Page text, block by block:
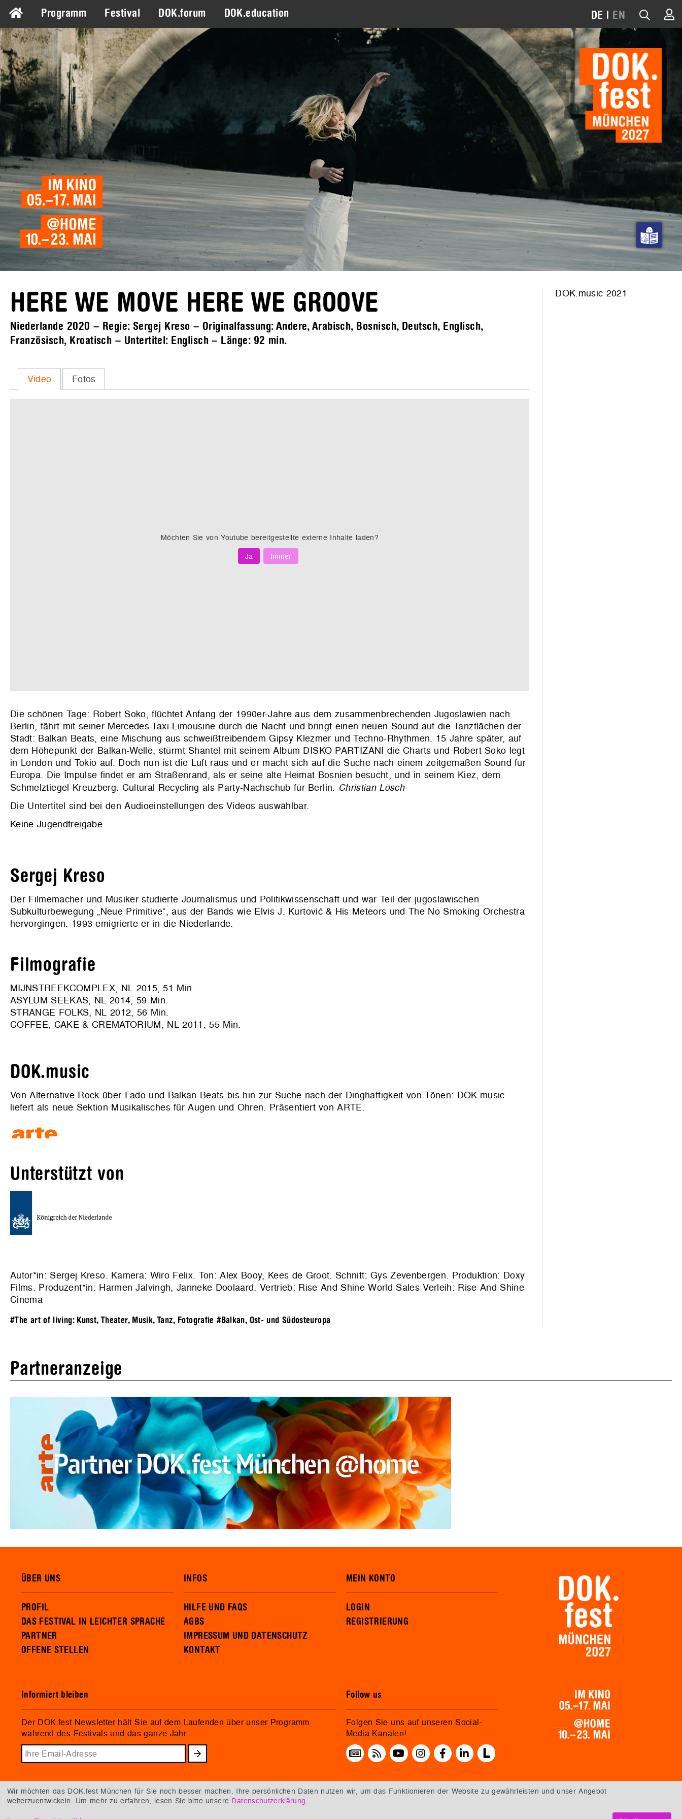
Programm Festival DOK.forum DOK.education DE | EN
HERE WE MOVE HERE WE GROOVE
Niederlande 2020 – Regie: Sergej Kreso – Originalfassung: Andere, Arabisch, Bosnisch, Deutsch, Englisch,
Französisch, Kroatisch – Untertitel: Englisch – Länge: 92 min.
Video Fotos
Möchten Sie vonYoutube bereitgestellte externe Inhalte laden?
Ja
Immer
Die schönen Tage: Robert Soko, flüchtet Anfang der 1990er-Jahre aus dem zusammenbrechenden Jugoslawien nach
Berlin, fährt mit seiner Mercedes-Taxi-Limousine durch die Nacht und bringt einen neuen Sound auf die Tanzflächen der
Stadt: Balkan Beats, eine Mischung aus schweißtreibendem Gipsy Klezmer und Techno-Rhythmen. 15 Jahre später, auf
dem Höhepunkt der Balkan-Welle, stürmt Shantel mit seinem Album DISKO PARTIZANI die Charts und Robert Soko legt
in London und Tokio auf. Doch nun ist die Luft raus und er macht sich auf die Suche nach einem zeitgemäßen Sound für
Europa. Die Impulse findet er am Straßenrand, als er seine alte Heimat Bosnien besucht, und in seinem Kiez, dem
Schmelztiegel Kreuzberg. Cultural Recycling als Party-Nachschub für Berlin. Christian Lösch
Die Untertitel sind bei den Audioeinstellungen des Videos auswählbar.
Keine Jugendfreigabe
Sergej Kreso
Der Filmemacher und Musiker studierte Journalismus und Politikwissenschaft und war Teil der jugoslawischen
Subkulturbewegung „Neue Primitive“, aus der Bands wie Elvis J. Kurtović & His Meteors und The No Smoking Orchestra
hervorgingen. 1993 emigrierte er in die Niederlande.
Filmografie
MIJNSTREEKCOMPLEX, NL 2015, 51 Min.
ASYLUM SEEKAS, NL 2014, 59 Min.
STRANGE FOLKS, NL 2012, 56 Min.
COFFEE, CAKE & CREMATORIUM, NL 2011, 55 Min.
DOK.music
Von Alternative Rock über Fado und Balkan Beats bis hin zur Suche nach der Dinghaftigkeit von Tönen: DOK.music
liefert als neue Sektion Musikalisches für Augen und Ohren. Präsentiert von ARTE.
Unterstützt von
Autor*in: Sergej Kreso. Kamera: Wiro Felix. Ton: Alex Booy, Kees de Groot. Schnitt: Gys Zevenbergen. Produktion: Doxy
Films. Produzent*in: Harmen Jalvingh, Janneke Doolaard. Vertrieb: Rise And Shine World Sales Verleih: Rise And Shine
Cinema
#The art of living: Kunst, Theater, Musik, Tanz, Fotografie #Balkan, Ost- und Südosteuropa
DOK.music 2021
Partneranzeige
ÜBER UNS
PROFIL
DAS FESTIVAL IN LEICHTER SPRACHE
PARTNER
OFFENE STELLEN
INFOS
HILFE UND FAQS
AGBS
IMPRESSUM UND DATENSCHUTZ
KONTAKT
MEIN KONTO
LOGIN
REGISTRIERUNG
Informiert bleiben
Der DOK.fest Newsletter hält Sie auf dem Laufenden über unser Programm
während des Festivals und das ganze Jahr.
Follow us
Folgen Sie uns auf unseren Social-
Media-Kanälen!
Wir möchten das DOK.fest München für Sie noch besser machen. Ihre persönlichen Daten nutzen wir, um das Funktionieren der Website zu gewährleisten und unser Angebot
weiterzuentwickeln. Um mehr zu erfahren, lesen Sie bitte unsere Datenschutzerklärung.